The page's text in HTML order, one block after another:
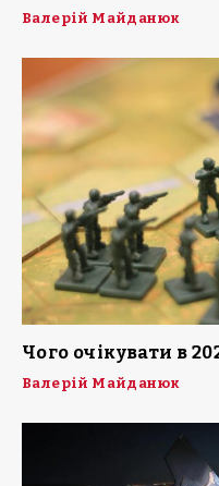
Валерій Майданюк
Чого очікувати в
Валерій Майданюк